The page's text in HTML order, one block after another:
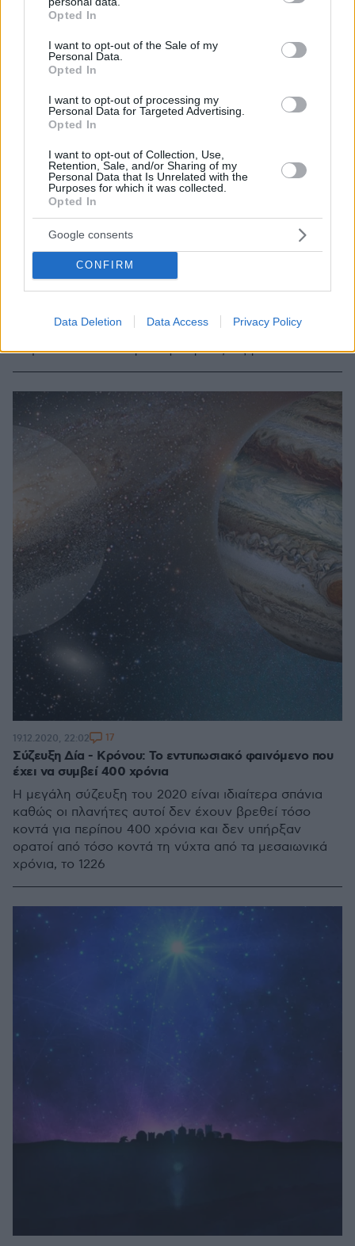
grant or deny consent to Google and its third-party tags to
use your data for below specified purposes in below Google
consent section.
Opted In
I want to opt-out of the Sale of my
Personal Data.
Opted In
I want to opt-out of processing my
Personal Data for Targeted Advertising.
Opted In
I want to opt-out of Collection, Use,
Retention, Sale, and/or Sharing of my
Personal Data that Is Unrelated with the
Purposes for which it was collected.
Opted In
Google consents
CONFIRM
Data Deletion Data Access Privacy Policy
Google Doodle για τον χειμώνα και τη μεγάλη σύζευξη
Δία - Κρόνου
Το μήνυμα της Google για το σημερινό Doodle -
Ξεκινά και τυπικά ο Χειμώνας: «Γιορτάζουμε τον
Χειμώνα 2020 και την Μεγάλη Σύζευξη»
21.12.2020, 09:46 1
Σύζευξη Δία - Κρόνου: Το εντυπωσιακό φαινόμενο που
έχει να συμβεί 400 χρόνια
Η μεγάλη σύζευξη του 2020 είναι ιδιαίτερα σπάνια
καθώς οι πλανήτες αυτοί δεν έχουν βρεθεί τόσο
κοντά για περίπου 400 χρόνια και δεν υπήρξαν
ορατοί από τόσο κοντά τη νύχτα από τα μεσαιωνικά
χρόνια, το 1226
19.12.2020, 22:02 17